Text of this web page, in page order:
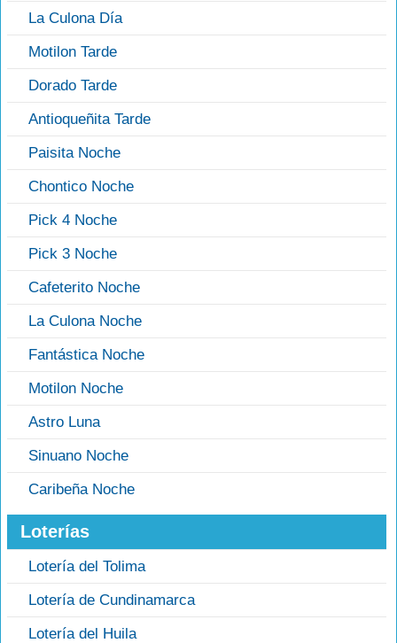
La Culona Día
Motilon Tarde
Dorado Tarde
Antioqueñita Tarde
Paisita Noche
Chontico Noche
Pick 4 Noche
Pick 3 Noche
Cafeterito Noche
La Culona Noche
Fantástica Noche
Motilon Noche
Astro Luna
Sinuano Noche
Caribeña Noche
Loterías
Lotería del Tolima
Lotería de Cundinamarca
Lotería del Huila